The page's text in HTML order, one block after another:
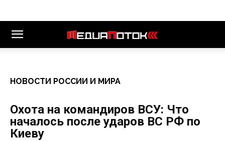
НОВОСТИ РОССИИ И МИРА
Охота на командиров ВСУ: Что
началось после ударов ВС РФ по
Киеву